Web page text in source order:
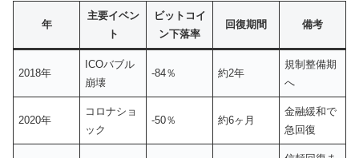
年
主要イベン
ト
ビットコイ
ン下落率
回復期間 備考
2018年
ICOバブル
崩壊
-84％ 約2年
規制整備期
へ
2020年
コロナショ
ック
-50％ 約6ヶ月
金融緩和で
急回復